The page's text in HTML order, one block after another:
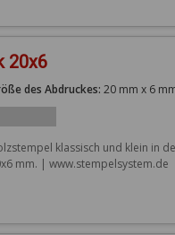
20x6
des Abdruckes: 20 mm x 6
klassisch und klein in
mm. | www.stempelsystem.de